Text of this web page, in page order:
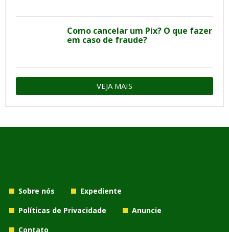
Como cancelar um Pix? O que fazer
em caso de fraude?
VEJA MAIS
Sobre nós
Expediente
Políticas de Privacidade
Anuncie
Contato